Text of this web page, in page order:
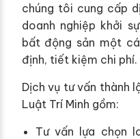
chúng tôi cung cấp
doanh nghiệp khởi
bất động sản một
định, tiết kiệm chi phí.
Dịch vụ tư vấn thành
Luật Trí Minh gồm:
Tư vấn lựa chọn